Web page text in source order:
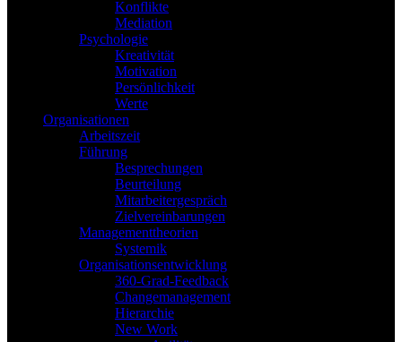
Konflikte
Mediation
Psychologie
Kreativität
Motivation
Persönlichkeit
Werte
Organisationen
Arbeitszeit
Führung
Besprechungen
Beurteilung
Mitarbeitergespräch
Zielvereinbarungen
Managementtheorien
Systemik
Organisationsentwicklung
360-Grad-Feedback
Changemanagement
Hierarchie
New Work